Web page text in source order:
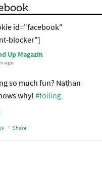
id="facebook"
blocker"]
Up Magazin
ago
so much fun? Nathan
why!#foiling
· Share